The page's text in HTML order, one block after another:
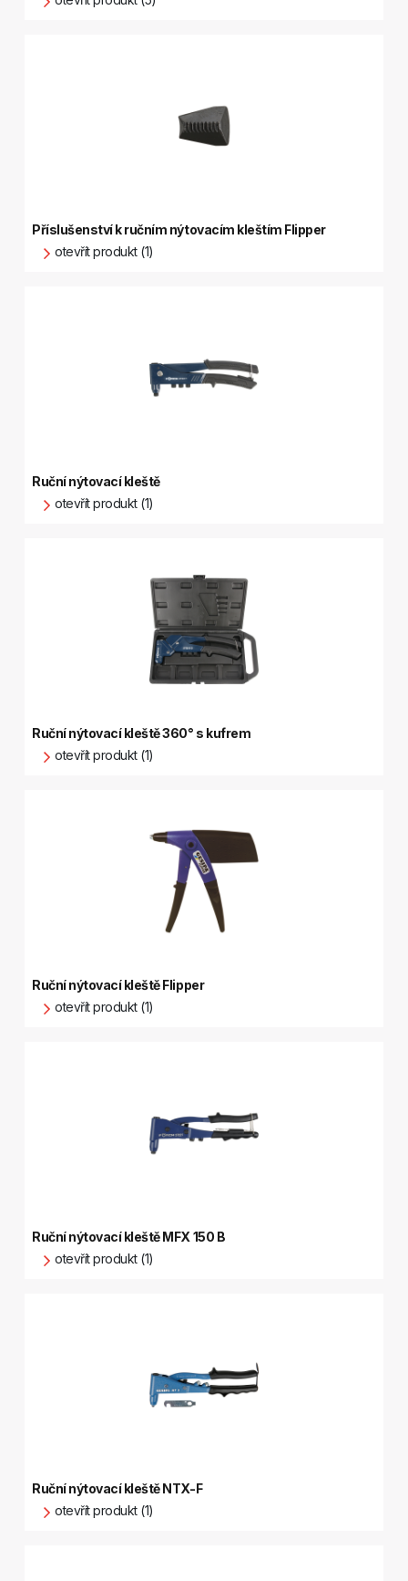
Příslušenství k ručním nýtovacím kleštím Flipper
otevřít produkt (1)
Ruční nýtovací kleště
otevřít produkt (1)
Ruční nýtovací kleště 360° s kufrem
otevřít produkt (1)
Ruční nýtovací kleště Flipper
otevřít produkt (1)
Ruční nýtovací kleště MFX 150 B
otevřít produkt (1)
Ruční nýtovací kleště NTX-F
otevřít produkt (1)